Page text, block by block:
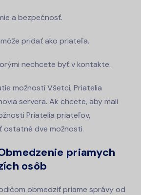
a bezpečnosť.
pridať ako priateľa.
nechcete byť v kontakte.
možností Všetci, Priatelia
servera. Ak chcete, aby mali
Priatelia priateľov,
ostatné dve možnosti.
priamych
osôb
obmedziť priame správy od